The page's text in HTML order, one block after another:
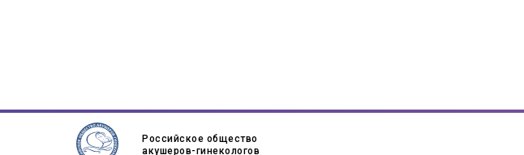
Российское общество
акушеров-гинекологов